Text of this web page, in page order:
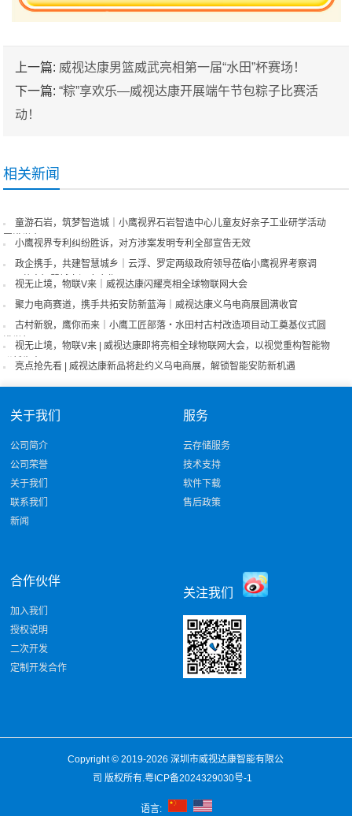
上一篇: 威视达康男篮威武亮相第一届“水田”杯赛场！
下一篇:“粽”享欢乐—威视达康开展端午节包粽子比赛活
动！
相关新闻
童游石岩，筑梦智造城｜小鹰视界石岩智造中心儿童友好亲子工业研学活动
圆满举办
小鹰视界专利纠纷胜诉，对方涉案发明专利全部宣告无效
政企携手，共建智慧城乡｜云浮、罗定两级政府领导莅临小鹰视界考察调
研，共商智慧城市深度合作
视无止境，物联V来｜威视达康闪耀亮相全球物联网大会
聚力电商赛道，携手共拓安防新蓝海｜威视达康义乌电商展圆满收官
古村新貌，鹰你而来｜小鹰工匠部落・水田村古村改造项目动工奠基仪式圆
满举行
视无止境，物联V来 | 威视达康即将亮相全球物联网大会，以视觉重构智能物
联新生态！
亮点抢先看 | 威视达康新品将赴约义乌电商展，解锁智能安防新机遇
关于我们
公司简介
公司荣誉
关于我们
联系我们
新闻
服务
云存储服务
技术支持
软件下载
售后政策
合作伙伴
加入我们
授权说明
二次开发
定制开发合作
关注我们
Copyright © 2019-2026深圳市威视达康智能有限公
司 版权所有.粤ICP备2024329030号-1
语言: